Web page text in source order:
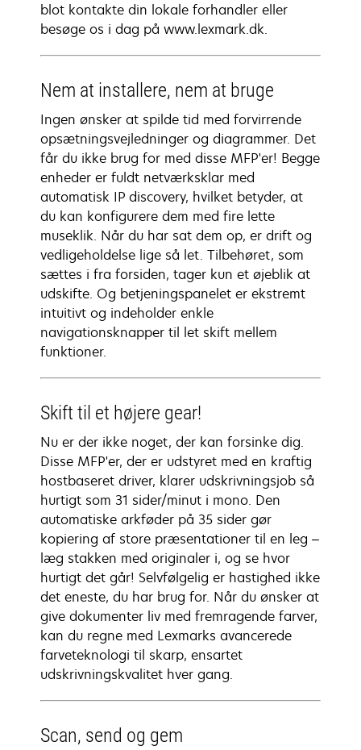
blot kontakte din lokale forhandler eller
besøge os i dag på www.lexmark.dk.
Nem at installere, nem at bruge
Ingen ønsker at spilde tid med forvirrende
opsætningsvejledninger og diagrammer. Det
får du ikke brug for med disse MFP'er! Begge
enheder er fuldt netværksklar med
automatisk IP discovery, hvilket betyder, at
du kan konfigurere dem med fire lette
museklik. Når du har sat dem op, er drift og
vedligeholdelse lige så let. Tilbehøret, som
sættes i fra forsiden, tager kun et øjeblik at
udskifte. Og betjeningspanelet er ekstremt
intuitivt og indeholder enkle
navigationsknapper til let skift mellem
funktioner.
Skift til et højere gear!
Nu er der ikke noget, der kan forsinke dig.
Disse MFP'er, der er udstyret med en kraftig
hostbaseret driver, klarer udskrivningsjob så
hurtigt som 31 sider/minut i mono. Den
automatiske arkføder på 35 sider gør
kopiering af store præsentationer til en leg –
læg stakken med originaler i, og se hvor
hurtigt det går! Selvfølgelig er hastighed ikke
det eneste, du har brug for. Når du ønsker at
give dokumenter liv med fremragende farver,
kan du regne med Lexmarks avancerede
farveteknologi til skarp, ensartet
udskrivningskvalitet hver gang.
Scan, send og gem